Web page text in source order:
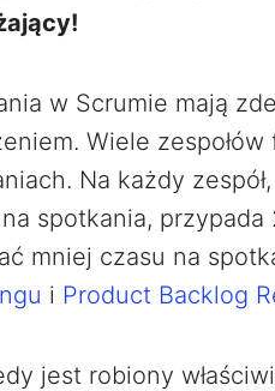
w Scrumie mają
Wiele
Na każdy
spotkania,
mniej czasu na
i Product Backlog
jest robiony